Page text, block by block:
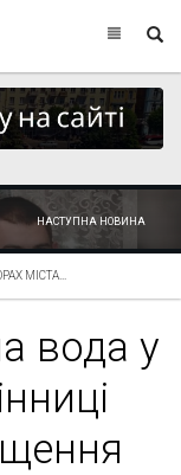
НАСТУПНА НОВИНА
МІСТА...
вода у